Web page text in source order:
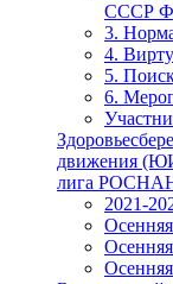
СССР
3.
4.
5.
6.
движения
лига
2021-